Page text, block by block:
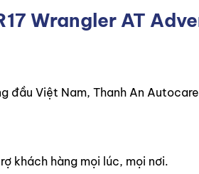
Wrangler AT
đầu Việt Nam, Thanh An
khách hàng mọi lúc, mọi nơi.